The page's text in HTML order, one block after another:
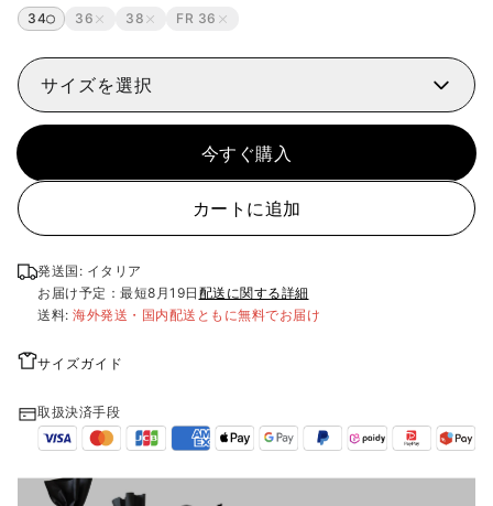
34 36 38 FR 36
サイズを選択
今すぐ購入
カートに追加
発送国: イタリア
お届け予定：最短8月19日 配送に関する詳細
送料: 海外発送・国内配送ともに無料でお届け
サイズガイド
取扱決済手段